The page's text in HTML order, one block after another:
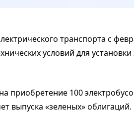
транспорта с
условий для
приобретение 100
выпуска «зеленых» облигаций.